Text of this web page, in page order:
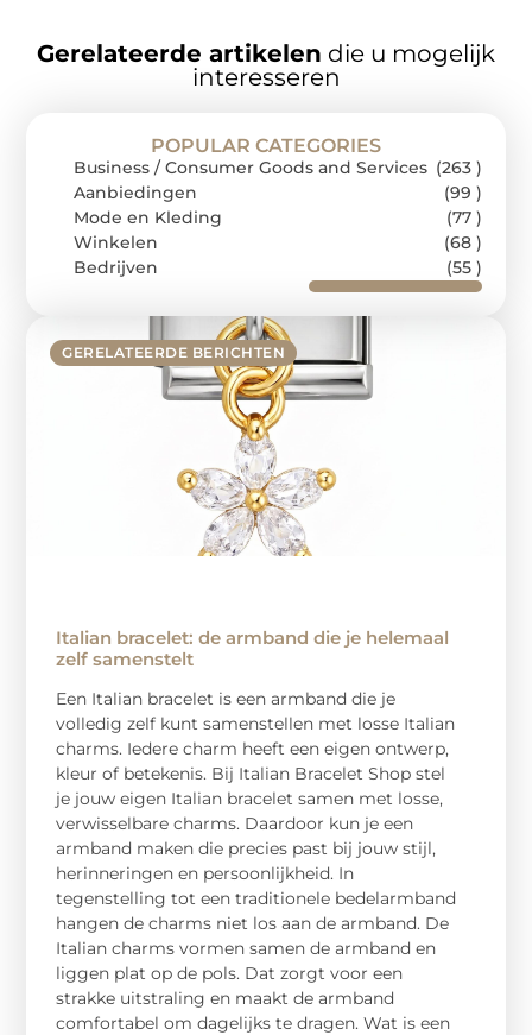
Gerelateerde artikelen die u mogelijk
interesseren
GERELATEERDE BERICHTEN
Italian bracelet: de armband die je helemaal
zelf samenstelt
Een Italian bracelet is een armband die je
volledig zelf kunt samenstellen met losse Italian
charms. Iedere charm heeft een eigen ontwerp,
kleur of betekenis. Bij Italian Bracelet Shop stel
je jouw eigen Italian bracelet samen met losse,
verwisselbare charms. Daardoor kun je een
armband maken die precies past bij jouw stijl,
herinneringen en persoonlijkheid. In
tegenstelling tot een traditionele bedelarmband
hangen de charms niet los aan de armband. De
Italian charms vormen samen de armband en
liggen plat op de pols. Dat zorgt voor een
strakke uitstraling en maakt de armband
comfortabel om dagelijks te dragen. Wat is een
POPULAR CATEGORIES
Business / Consumer Goods and Services (263 )
Aanbiedingen
(99 )
Mode en Kleding
(77 )
Winkelen
(68 )
Bedrijven
(55 )